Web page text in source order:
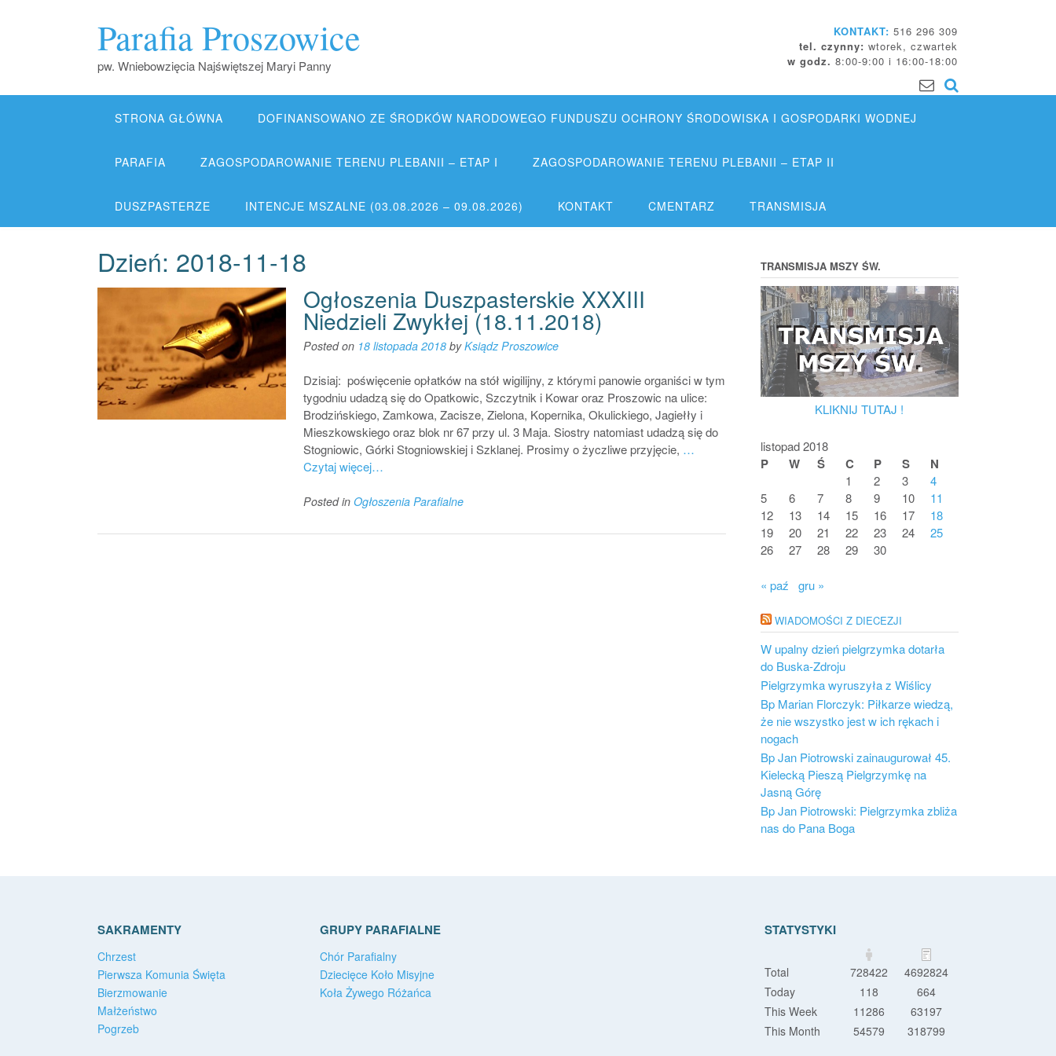
Parafia Proszowice
pw. Wniebowzięcia Najświętszej Maryi Panny
KONTAKT: 516 296 309
tel. czynny: wtorek, czwartek
w godz. 8:00-9:00 i 16:00-18:00
STRONA GŁÓWNA DOFINANSOWANO ZE ŚRODKÓW NARODOWEGO FUNDUSZU OCHRONY ŚRODOWISKA I GOSPODARKI WODNEJ
PARAFIA ZAGOSPODAROWANIE TERENU PLEBANII – ETAP I ZAGOSPODAROWANIE TERENU PLEBANII – ETAP II
DUSZPASTERZE INTENCJE MSZALNE (03.08.2026 – 09.08.2026) KONTAKT CMENTARZ TRANSMISJA
Dzień: 2018-11-18
Ogłoszenia Duszpasterskie XXXIII
Niedzieli Zwykłej (18.11.2018)
Posted on 18 listopada 2018byKsiądz Proszowice
Dzisiaj: poświęcenie opłatków na stół wigilijny, z którymi panowie organiści w tym
tygodniu udadzą się do Opatkowic, Szczytnik i Kowar oraz Proszowic na ulice:
Brodzińskiego, Zamkowa, Zacisze, Zielona, Kopernika, Okulickiego, Jagiełły i
Mieszkowskiego oraz blok nr 67 przy ul. 3 Maja. Siostry natomiast udadzą się do
Stogniowic, Górki Stogniowskiej i Szklanej. Prosimy o życzliwe przyjęcie, …
Czytaj więcej…
Posted in Ogłoszenia Parafialne
TRANSMISJA MSZY ŚW.
KLIKNIJ TUTAJ !
listopad 2018
P W Ś C P S N
1 2 3
4
5
6 7 8 9 10
11
12
13 14 15 16 17
18
19
20 21 22 23 24
25
26
27 28 29 30
« paź gru »
WIADOMOŚCI Z DIECEZJI
W upalny dzień pielgrzymka dotarła
do Buska-Zdroju
Pielgrzymka wyruszyła z Wiślicy
Bp Marian Florczyk: Piłkarze wiedzą,
że nie wszystko jest w ich rękach i
nogach
Bp Jan Piotrowski zainaugurował 45.
Kielecką Pieszą Pielgrzymkę na
Jasną Górę
Bp Jan Piotrowski: Pielgrzymka zbliża
nas do Pana Boga
SAKRAMENTY
Chrzest
Pierwsza Komunia Święta
Bierzmowanie
Małżeństwo
Pogrzeb
GRUPY PARAFIALNE
Chór Parafialny
Dziecięce Koło Misyjne
Koła Żywego Różańca
STATYSTYKI
Total 728422
4692824
Today
118
664
This Week
11286
63197
This Month
54579 318799